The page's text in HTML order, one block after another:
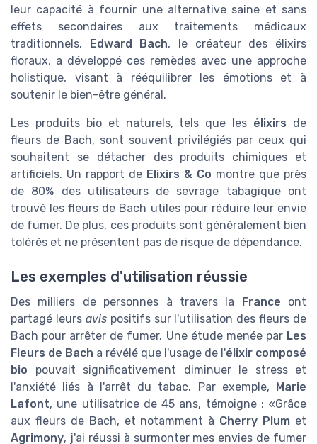
leur capacité à fournir une alternative saine et sans
effets secondaires aux traitements médicaux
traditionnels. Edward Bach, le créateur des élixirs
floraux, a développé ces remèdes avec une approche
holistique, visant à rééquilibrer les émotions et à
soutenir le bien-être général.
Les produits bio et naturels, tels que les élixirs de
fleurs de Bach, sont souvent privilégiés par ceux qui
souhaitent se détacher des produits chimiques et
artificiels. Un rapport de Elixirs & Co montre que près
de 80% des utilisateurs de sevrage tabagique ont
trouvé les fleurs de Bach utiles pour réduire leur envie
de fumer. De plus, ces produits sont généralement bien
tolérés et ne présentent pas de risque de dépendance.
Les exemples d'utilisation réussie
Des milliers de personnes à travers la France ont
partagé leurs avispositifs sur l'utilisation des fleurs de
Bach pour arrêter de fumer. Une étude menée par Les
Fleurs de Bach a révélé que l'usage de l'élixir composé
bio pouvait significativement diminuer le stress et
l'anxiété liés à l'arrêt du tabac. Par exemple, Marie
Lafont, une utilisatrice de 45 ans, témoigne : «Grâce
aux fleurs de Bach, et notamment à Cherry Plum et
Agrimony, j'ai réussi à surmonter mes envies de fumer